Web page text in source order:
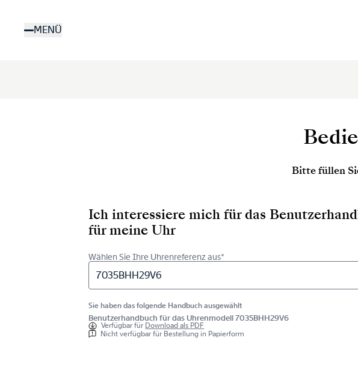
MENÜ
Bitte füllen
Ich interessiere mich für das
für meine Uhr
Wählen Sie Ihre Uhrenreferenz aus*
7035BHH29V6
Sie haben das folgende Handbuch ausgewählt
Benutzerhandbuch für das Uhrenmodell 7035BHH29V6
Verfügbar für Download als PDF
Nicht verfügbar für Bestellung in Papierform